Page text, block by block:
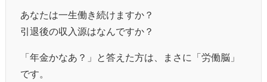
あなたは一生働き続けますか？
引退後の収入源はなんですか？
「年金かなあ？」と答えた方は、まさに「労働脳」
です。